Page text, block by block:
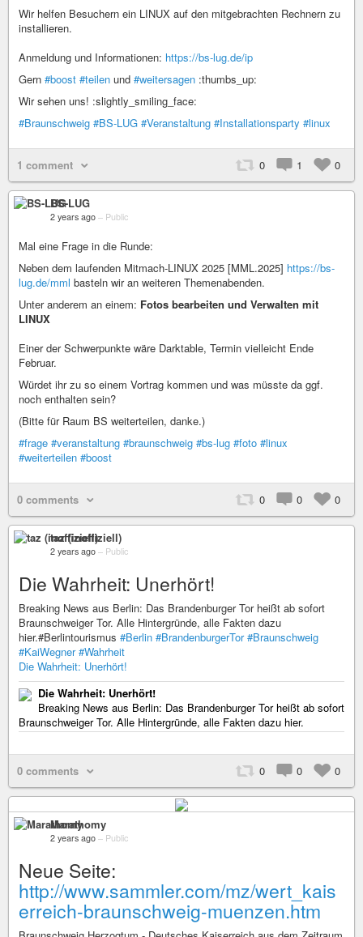
Wir helfen Besuchern ein LINUX auf den mitgebrachten Rechnern zu
installieren.
Anmeldung und Informationen: https://bs-lug.de/ip
Gern #boost #teilen und #weitersagen :thumbs_up:
Wir sehen uns! :slightly_smiling_face:
#Braunschweig #BS-LUG #Veranstaltung #Installationsparty #linux
1 comment 0 1 0
BS-LUG
2 years ago – Public
Mal eine Frage in die Runde:
Neben dem laufenden Mitmach-LINUX 2025 [MML.2025] https://bs-
lug.de/mml basteln wir an weiteren Themenabenden.
Unter anderem an einem: Fotos bearbeiten und Verwalten mit
LINUX
Einer der Schwerpunkte wäre Darktable, Termin vielleicht Ende
Februar.
Würdet ihr zu so einem Vortrag kommen und was müsste da ggf.
noch enthalten sein?
(Bitte für Raum BS weiterteilen, danke.)
#frage #veranstaltung #braunschweig #bs-lug #foto #linux
#weiterteilen #boost
0 comments 0 0 0
taz (inoffiziell)
2 years ago – Public
Die Wahrheit: Unerhört!
Breaking News aus Berlin: Das Brandenburger Tor heißt ab sofort
Braunschweiger Tor. Alle Hintergründe, alle Fakten dazu
hier.#Berlintourismus #Berlin #BrandenburgerTor #Braunschweig
#KaiWegner #Wahrheit
Die Wahrheit: Unerhört!
Die Wahrheit: Unerhört!
Breaking News aus Berlin: Das Brandenburger Tor heißt ab sofort
Braunschweiger Tor. Alle Hintergründe, alle Fakten dazu hier.
0 comments 0 0 0
Marathomy
2 years ago – Public
Neue Seite:
http://www.sammler.com/mz/wert_kais
erreich-braunschweig-muenzen.htm